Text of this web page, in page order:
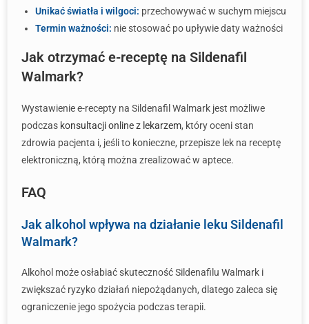
Unikać światła i wilgoci: przechowywać w suchym miejscu
Termin ważności: nie stosować po upływie daty ważności
Jak otrzymać e-receptę na Sildenafil
Walmark?
Wystawienie e-recepty na Sildenafil Walmark jest możliwe
podczas konsultacji online z lekarzem, który oceni stan
zdrowia pacjenta i, jeśli to konieczne, przepisze lek na receptę
elektroniczną, którą można zrealizować w aptece.
FAQ
Jak alkohol wpływa na działanie leku Sildenafil
Walmark?
Alkohol może osłabiać skuteczność Sildenafilu Walmark i
zwiększać ryzyko działań niepożądanych, dlatego zaleca się
ograniczenie jego spożycia podczas terapii.